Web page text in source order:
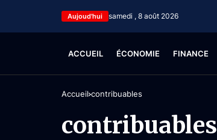
Aujoud'hui samedi , 8 août 2026
ACCUEIL ÉCONOMIE FINANCE
Accueil contribuables
contribuables